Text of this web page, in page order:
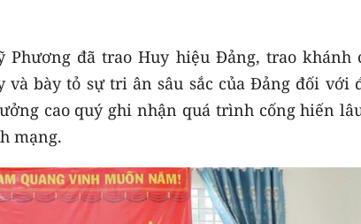
Phương đã trao Huy hiệu Đảng, trao khánh
bày tỏ sự tri ân sâu sắc của Đảng đối với
cao quý ghi nhận quá trình cống hiến
mạng.